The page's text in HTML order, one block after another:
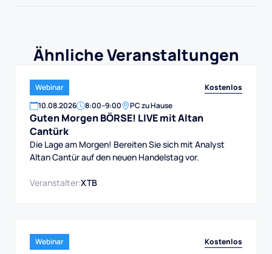
Ähnliche Veranstaltungen
Webinar
Kostenlos
10.08.2026 8:00–9:00 PC zu Hause
Guten Morgen BÖRSE! LIVE mit Altan
Cantürk
Die Lage am Morgen! Bereiten Sie sich mit Analyst
Altan Cantür auf den neuen Handelstag vor.
Veranstalter:XTB
Webinar
Kostenlos